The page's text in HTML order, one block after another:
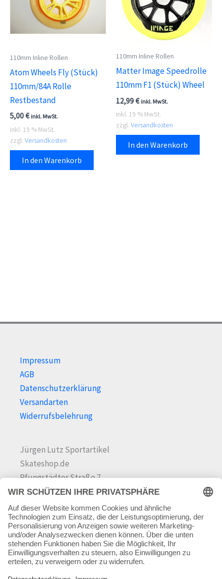
110mm Inline Rollen
Atom Wheels Fly (Stück)
110mm/84A Rolle
Restbestand
5,00€ inkl. MwSt.
inkl. 19 % MwSt.
zzgl. Versandkosten
In den Warenkorb
110mm Inline Rollen
Matter Image Speedrolle
110mm F1 (Stück) Wheel
12,99€ inkl. MwSt.
inkl. 19 % MwSt.
zzgl. Versandkosten
In den Warenkorb
Impressum
AGB
Datenschutzerklärung
Versandarten
Widerrufsbelehrung
Jürgen Lutz Sportartikel
Skateshop.de
Pfungstädter Straße 7
64342 Seeheim-Jugenheim
Tel.06257 868181
Mail:info@skateshop.de
Warenkorb
Mein Konto